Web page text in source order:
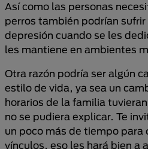
Así como las personas
perros también podrían
depresión cuando se les
les mantiene en ambientes
Otra razón podría ser algún
estilo de vida, ya sea un
horarios de la familia
no se pudiera explicar. Te
un poco más de tiempo para
vínculos, eso les hará bien a